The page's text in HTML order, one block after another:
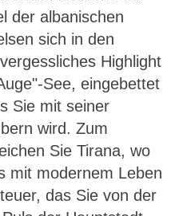
der albanischen
sich in den
Highlight
See, eingebettet
Sie mit seiner
wird. Zum
Sie Tirana, wo
mit modernem Leben
das Sie von der